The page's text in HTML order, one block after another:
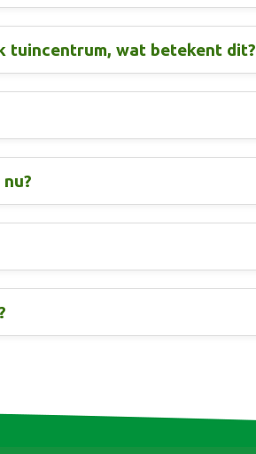
tuincentrum, wat betekent dit?